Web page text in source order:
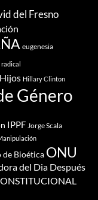
del Fresno
eugenesia
Hijos Hillary Clinton
Género
IPPF Jorge Scala
Bioética ONU
del Dia Después